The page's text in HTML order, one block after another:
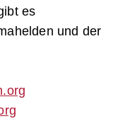
es
und der